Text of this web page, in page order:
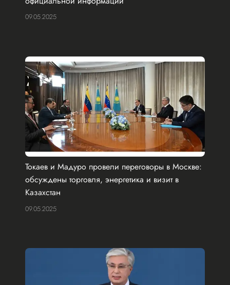
09.05.2025
Токаев и Мадуро провели переговоры в Москве:
обсуждены торговля, энергетика и визит в
Казахстан
09.05.2025